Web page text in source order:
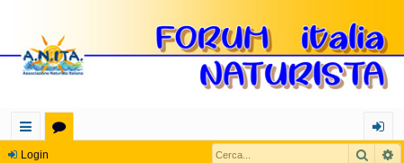
oll
og
Login Cerca